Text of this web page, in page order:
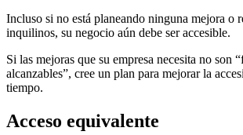
Incluso si no está planeando ninguna mejora o
inquilinos, su negocio aún debe ser accesible.
Si las mejoras que su empresa necesita no son
alcanzables”, cree un plan para mejorar la
tiempo.
Acceso equivalente